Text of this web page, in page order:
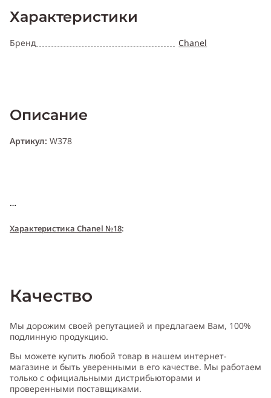
Характеристики
Бренд Chanel
Описание
Артикул: W378
Характеристика Chanel №18:
Cодержит ноты:зеленый чай, роза, ирис, мальва, мускус
Качество
Мы дорожим своей репутацией и предлагаем Вам, 100%
подлинную продукцию.
Вы можете купить любой товар в нашем интернет-
магазине и быть уверенными в его качестве. Мы работаем
только с официальными дистрибьюторами и
проверенными поставщиками.